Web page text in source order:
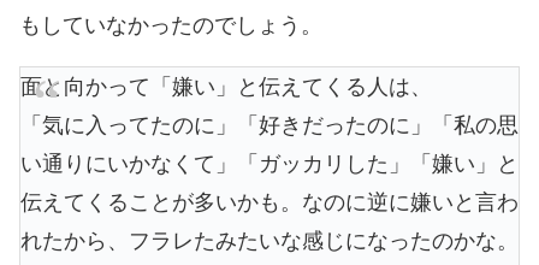
もしていなかったのでしょう。
面と向かって「嫌い」と伝えてくる人は、
「気に入ってたのに」「好きだったのに」「私の思
い通りにいかなくて」「ガッカリした」「嫌い」と
伝えてくることが多いかも。なのに逆に嫌いと言わ
れたから、フラレたみたいな感じになったのかな。